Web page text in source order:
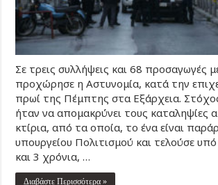
Σε τρεις συλλήψεις και 68 προσαγωγές
προχώρησε η Αστυνομία, κατά την
πρωί της Πέμπτης στα Εξάρχεια.
ήταν να απομακρύνει τους καταληψίες
κτίρια, από τα οποία, το ένα είναι
υπουργείου Πολιτισμού και τελούσε
και 3 χρόνια, …
Διαβάστε Περισσότερα »